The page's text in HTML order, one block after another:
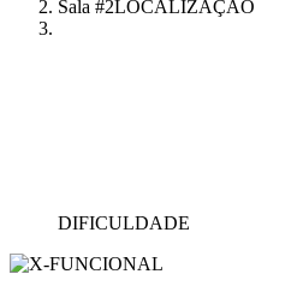
Sala #2LOCALIZAÇÃO
DIFICULDADE